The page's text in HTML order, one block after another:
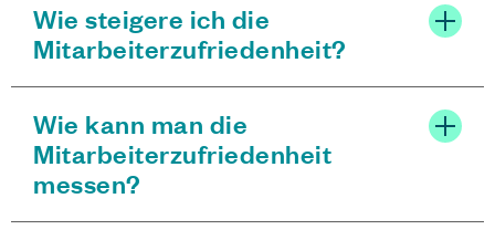
Wie steigere ich die
Mitarbeiterzufriedenheit?
Wie kann man die
Mitarbeiterzufriedenheit
messen?